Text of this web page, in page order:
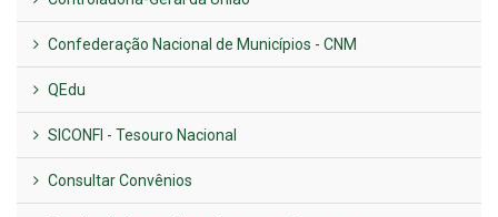
UTILIDADE PÚBLICA
Previous
Next
LINKS ÚTEIS
AMUPE